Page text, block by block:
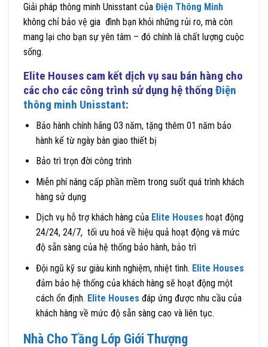
Giải pháp thông minh Unisstant của Điện Thông Minh
không chỉ bảo vệ gia đình bạn khỏi những rủi ro, mà còn
mang lại cho bạn sự yên tâm – đó chính là chất lượng cuộc
sống.
Elite Houses cam kết dịch vụ sau bán hàng cho
các cho các công trình sử dụng hệ thống Điện
thông minh Unisstant:
Bảo hành chính hãng 03 năm, tặng thêm 01 năm bảo
hành kể từ ngày bàn giao thiết bị
Bảo trì trọn đời công trình
Miễn phí nâng cấp phần mềm trong suốt quá trình khách
hàng sử dụng
Dịch vụ hỗ trợ khách hàng của Elite Houses hoạt động
24/24, 24/7, tối ưu hoá về hiệu quả hoạt động và mức
độ sẵn sàng của hệ thống bảo hành, bảo trì
Đội ngũ kỹ sư giàu kinh nghiệm, nhiệt tình. Elite Houses
đảm bảo hệ thống của khách hàng sẽ hoạt động một
cách ổn định. Elite Houses đáp ứng được nhu cầu của
khách hàng về mức độ sẵn sàng cao và liên tục.
Nhà Cho Tầng Lớp Giới Thượng